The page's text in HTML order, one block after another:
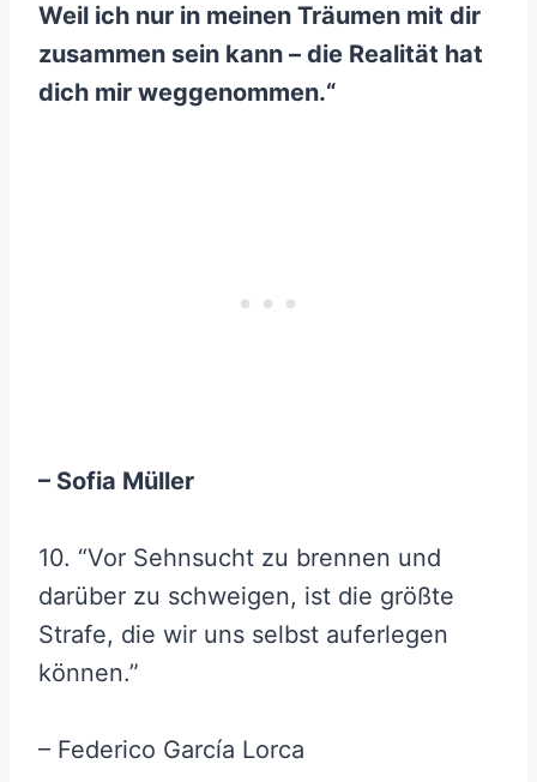
Weil ich nur in meinen Träumen mit dir
zusammen sein kann – die Realität hat
dich mir weggenommen.“
– Sofia Müller
10. “Vor Sehnsucht zu brennen und
darüber zu schweigen, ist die größte
Strafe, die wir uns selbst auferlegen
können.”
– Federico García Lorca